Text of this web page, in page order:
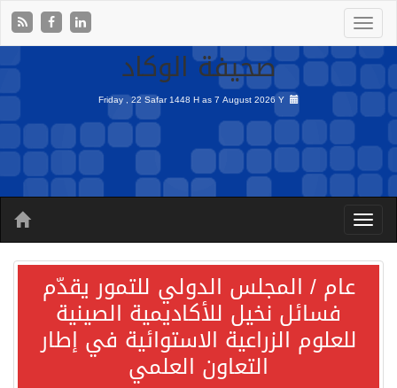
صحيفة الوكاد
Friday , 22 Safar 1448 H as7 August 2026 Y
عام / المجلس الدولي للتمور يقدّم
فسائل نخيل للأكاديمية الصينية
للعلوم الزراعية الاستوائية في إطار
التعاون العلمي